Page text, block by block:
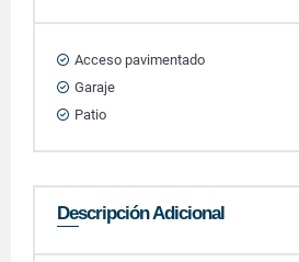
Acceso pavimentado
Garaje
Patio
Descripción Adicional